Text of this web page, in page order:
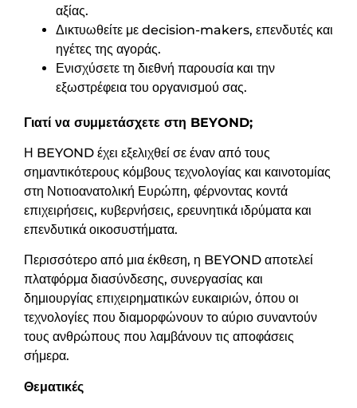
αξίας.
Δικτυωθείτε με decision-makers, επενδυτές και
ηγέτες της αγοράς.
Ενισχύσετε τη διεθνή παρουσία και την
εξωστρέφεια του οργανισμού σας.
Γιατί να συμμετάσχετε στη BEYOND;
Η BEYOND έχει εξελιχθεί σε έναν από τους
σημαντικότερους κόμβους τεχνολογίας και καινοτομίας
στη Νοτιοανατολική Ευρώπη, φέρνοντας κοντά
επιχειρήσεις, κυβερνήσεις, ερευνητικά ιδρύματα και
επενδυτικά οικοσυστήματα.
Περισσότερο από μια έκθεση, η BEYOND αποτελεί
πλατφόρμα διασύνδεσης, συνεργασίας και
δημιουργίας επιχειρηματικών ευκαιριών, όπου οι
τεχνολογίες που διαμορφώνουν το αύριο συναντούν
τους ανθρώπους που λαμβάνουν τις αποφάσεις
σήμερα.
Θεματικές